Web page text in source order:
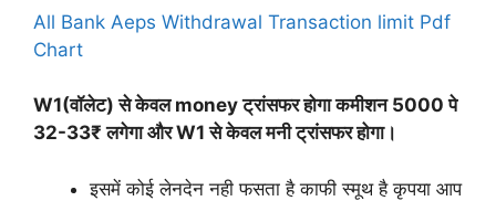
All Bank Aeps Withdrawal Transaction limit Pdf
Chart
W1(वॉलेट) से केवल money ट्रांसफर होगा कमीशन 5000 पे
32-33₹ लगेगा और W1 से केवल मनी ट्रांसफर होगा।
इसमें कोई लेनदेन नही फसता है काफी स्मूथ है कृपया आप